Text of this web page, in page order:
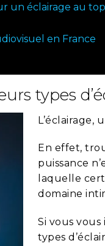
un éclairage au
en France
types
L’éclairage,
En effet,
puissance
laquelle
domaine
Si vous
types